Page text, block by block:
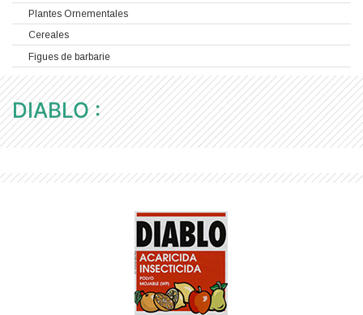
Plantes Ornementales
Cereales
Figues de barbarie
DIABLO :